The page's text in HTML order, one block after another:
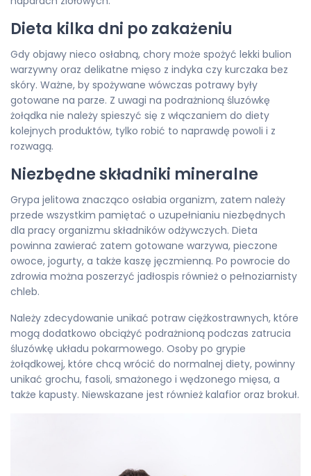
Dieta kilka dni po zakażeniu
Gdy objawy nieco osłabną, chory może spożyć lekki bulion
warzywny oraz delikatne mięso z indyka czy kurczaka bez
skóry. Ważne, by spożywane wówczas potrawy były
gotowane na parze. Z uwagi na podrażnioną śluzówkę
żołądka nie należy spieszyć się z włączaniem do diety
kolejnych produktów, tylko robić to naprawdę powoli i z
rozwagą.
Niezbędne składniki mineralne
Grypa jelitowa znacząco osłabia organizm, zatem należy
przede wszystkim pamiętać o uzupełnianiu niezbędnych
dla pracy organizmu składników odżywczych. Dieta
powinna zawierać zatem gotowane warzywa, pieczone
owoce, jogurty, a także kaszę jęczmienną. Po powrocie do
zdrowia można poszerzyć jadłospis również o pełnoziarnisty
chleb.
Należy zdecydowanie unikać potraw ciężkostrawnych, które
mogą dodatkowo obciążyć podrażnioną podczas zatrucia
śluzówkę układu pokarmowego. Osoby po grypie
żołądkowej, które chcą wrócić do normalnej diety, powinny
unikać grochu, fasoli, smażonego i wędzonego mięsa, a
także kapusty. Niewskazane jest również kalafior oraz brokuł.